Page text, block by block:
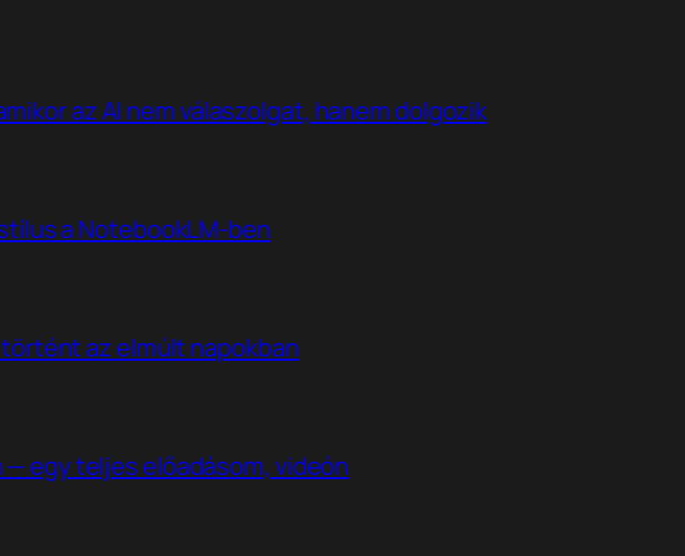
az AI nem válaszolgat, hanem dolgozik
a NotebookLM-ben
történt az elmúlt napokban
— egy teljes előadásom, videón